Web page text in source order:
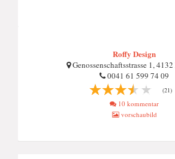
Roffy Design
Genossenschaftsstrasse 1,
0041 61 599 74 09
(21)
10 kommentar
vorschaubild